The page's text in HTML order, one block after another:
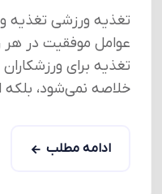
تغذیه ورزشی تغذیه
عوامل موفقیت در
تغذیه برای
خلاصه نمی‌شود،
ادامه مطلب